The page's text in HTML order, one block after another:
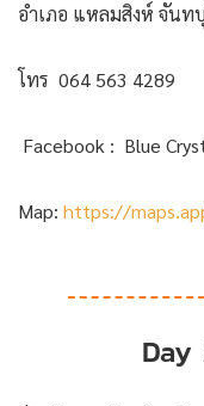
อำเภอ แหลมสิงห์ จันท
โทร 064 563 4289
Facebook : Blue
Map: https://
Day